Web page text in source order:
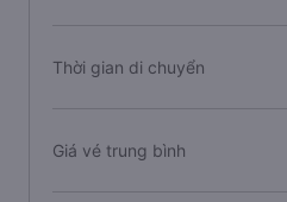
Thời gian di chuyển
Giá vé trung bình